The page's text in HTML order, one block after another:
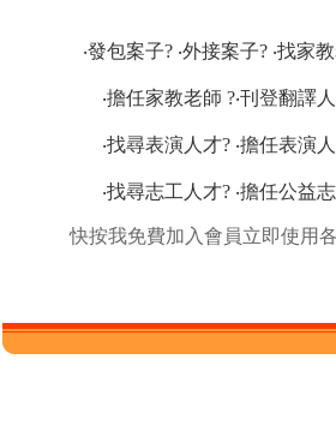
‧發包案子? ‧外接案子? ‧找家
‧擔任家教老師 ?‧刊登翻譯
‧找尋表演人才? ‧擔任表演
‧找尋志工人才? ‧擔任公益
快按我免費加入會員立即使用